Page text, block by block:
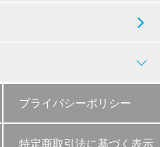
プライバシーポリシー
特定商取引法に基づく表示